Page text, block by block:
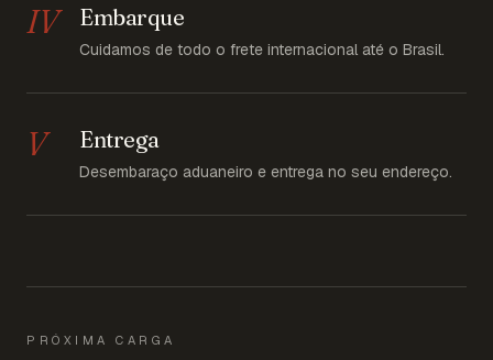
IV Embarque
Cuidamos de todo o frete internacional até o Brasil.
V Entrega
Desembaraço aduaneiro e entrega no seu endereço.
PRÓXIMA CARGA